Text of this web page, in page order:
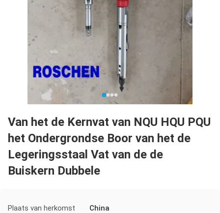
Van het de Kernvat van NQU HQU PQU
het Ondergrondse Boor van het de
Legeringsstaal Vat van de de
Buiskern Dubbele
Plaats van herkomst China